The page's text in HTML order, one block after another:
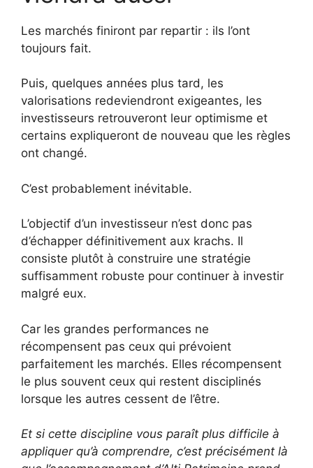
Les marchés finiront par repartir : ils l’ont
toujours fait.
Puis, quelques années plus tard, les
valorisations redeviendront exigeantes, les
investisseurs retrouveront leur optimisme et
certains expliqueront de nouveau que les règles
ont changé.
C’est probablement inévitable.
L’objectif d’un investisseur n’est donc pas
d’échapper définitivement aux krachs. Il
consiste plutôt à construire une stratégie
suffisamment robuste pour continuer à investir
malgré eux.
Car les grandes performances ne
récompensent pas ceux qui prévoient
parfaitement les marchés. Elles récompensent
le plus souvent ceux qui restent disciplinés
lorsque les autres cessent de l’être.
Et si cette discipline vous paraît plus difficile à
appliquer qu’à comprendre, c’est précisément là